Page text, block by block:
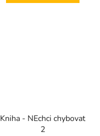
Kniha - NEchci chybovat
2